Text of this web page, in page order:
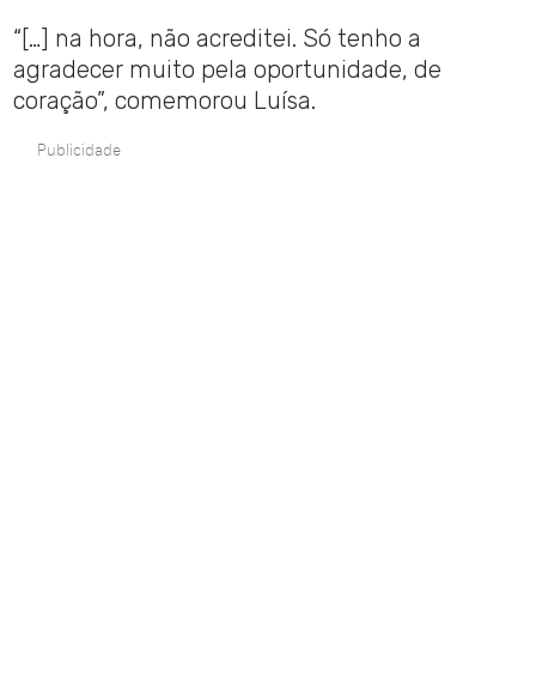
“[…] na hora, não acreditei. Só tenho a
agradecer muito pela oportunidade, de
coração”, comemorou Luísa.
Publicidade